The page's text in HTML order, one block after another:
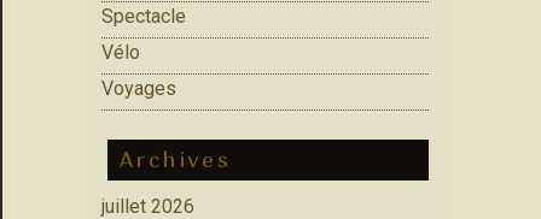
Spectacle
Vélo
Voyages
Archives
juillet 2026